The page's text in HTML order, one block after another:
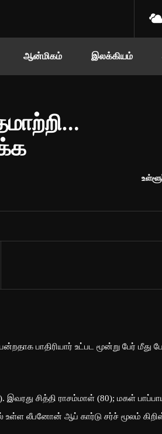
ஆன்மிகம் இலக்கியம்
பாதிரியார் உட்பட மூன்று பேர் மீது
சித்தி ராசம்மாள் (80); மகள்
லீபனோன் ஆப் கார்டு சர்ச் மூலம்